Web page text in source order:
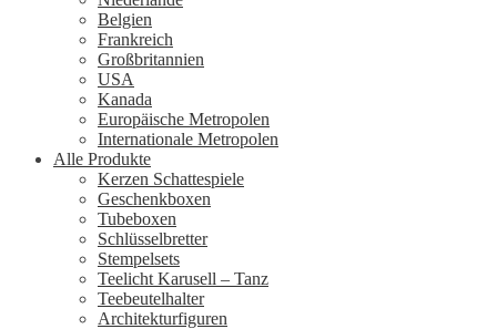
Belgien
Frankreich
Großbritannien
USA
Kanada
Europäische Metropolen
Internationale Metropolen
Alle Produkte
Kerzen Schattespiele
Geschenkboxen
Tubeboxen
Schlüsselbretter
Stempelsets
Teelicht Karusell – Tanz
Teebeutelhalter
Architekturfiguren